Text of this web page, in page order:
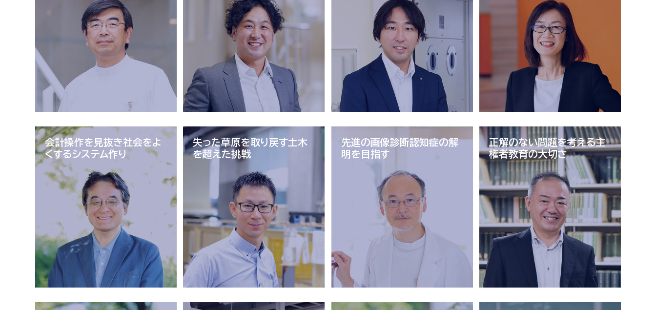
会計操作を見抜き社会をよ
くするシステム作り
失った草原を取り戻す土木
を超えた挑戦
先進の画像診断認知症の解
明を目指す
正解のない問題を考える主
権者教育の大切さ